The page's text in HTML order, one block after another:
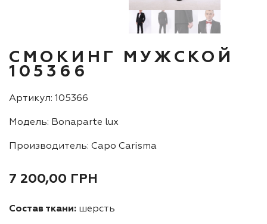
СМОКИНГ МУЖСКОЙ
105366
Артикул: 105366
Модель: Bonaparte lux
Производитель: Capo Carisma
7 200,00 ГРН
Состав ткани: шерсть